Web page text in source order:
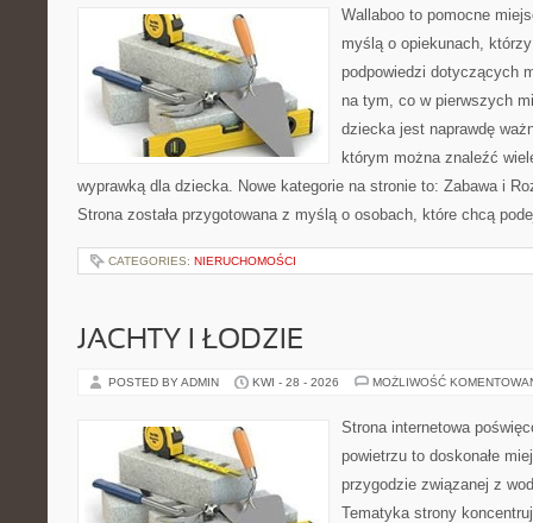
Wallaboo to pomocne
myślą o opiekunach,
podpowiedzi dotyczących
na tym, co w pierwszych
dziecka jest naprawdę
którym można znaleźć
wyprawką dla dziecka. Nowe kategorie na stronie to: Zabawa i
Strona została przygotowana z myślą o osobach, które chcą
CATEGORIES: NIERUCHOMOŚCI
JACHTY I ŁODZIE
POSTED BY ADMIN KWI - 28 - 2026 MOŻLIWOŚĆ
Strona internetowa
powietrzu to doskonałe
przygodzie związanej z
Tematyka strony